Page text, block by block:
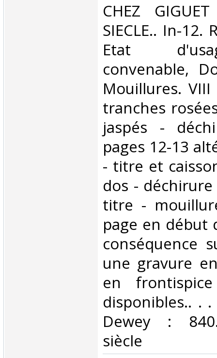
‎CHEZ
SIECLE.. In-12.
Etat
convenable,
Mouillures.
tranches
jaspés -
pages 12-13
- titre et
dos -
titre -
page en début
conséquence
une gravure
en
disponibles.. .
Dewey :
siècle‎